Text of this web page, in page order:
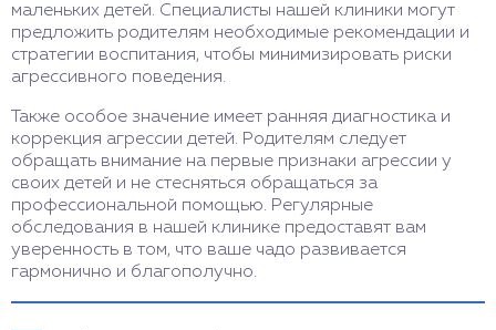
маленьких детей. Специалисты нашей клиники могут
предложить родителям необходимые рекомендации и
стратегии воспитания, чтобы минимизировать риски
агрессивного поведения.
Также особое значение имеет ранняя диагностика и
коррекция агрессии детей. Родителям следует
обращать внимание на первые признаки агрессии у
своих детей и не стесняться обращаться за
профессиональной помощью. Регулярные
обследования в нашей клинике предоставят вам
уверенность в том, что ваше чадо развивается
гармонично и благополучно.